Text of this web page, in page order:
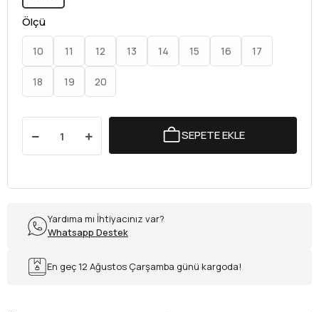
Ölçü
10 11 12 13 14 15 16 17
18 19 20
SEPETE EKLE
Yardıma mı İhtiyacınız var?
Whatsapp Destek
En geç 12 Ağustos Çarşamba günü kargoda!